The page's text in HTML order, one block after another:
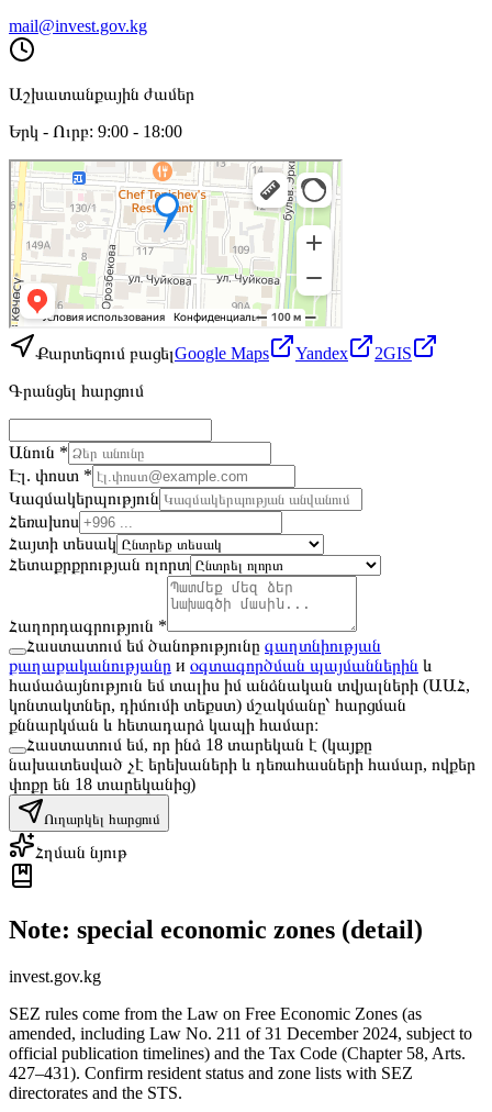
mail@invest.gov.kg
Աշխատանքային ժամեր
Երկ - Ուրբ: 9:00 - 18:00
Քարտեզում բացելGoogle Maps Yandex
2GIS
Գրանցել հարցում
Անուն *
Էլ. փոստ *
Կազմակերպություն
Հեռախոս
Հայտի տեսակ
Հետաքրքրության ոլորտ
Հաղորդագրություն *
Հաստատում եմ ծանոթությունը գաղտնիության
քաղաքականությանը и օգտագործման պայմաններին և
համաձայնություն եմ տալիս իմ անձնական տվյալների (ԱԱՀ,
կոնտակտներ, դիմումի տեքստ) մշակմանը՝ հարցման
քննարկման և հետադարձ կապի համար։
Հաստատում եմ, որ ինձ 18 տարեկան է (կայքը
նախատեսված չէ երեխաների և դեռահասների համար, ովքեր
փոքր են 18 տարեկանից)
Ուղարկել հարցում
Հղման նյութ
Note: special economic zones (detail)
invest.gov.kg
SEZ rules come from the Law on Free Economic Zones (as
amended, including Law No. 211 of 31 December 2024, subject to
official publication timelines) and the Tax Code (Chapter 58, Arts.
427–431). Confirm resident status and zone lists with SEZ
directorates and the STS.